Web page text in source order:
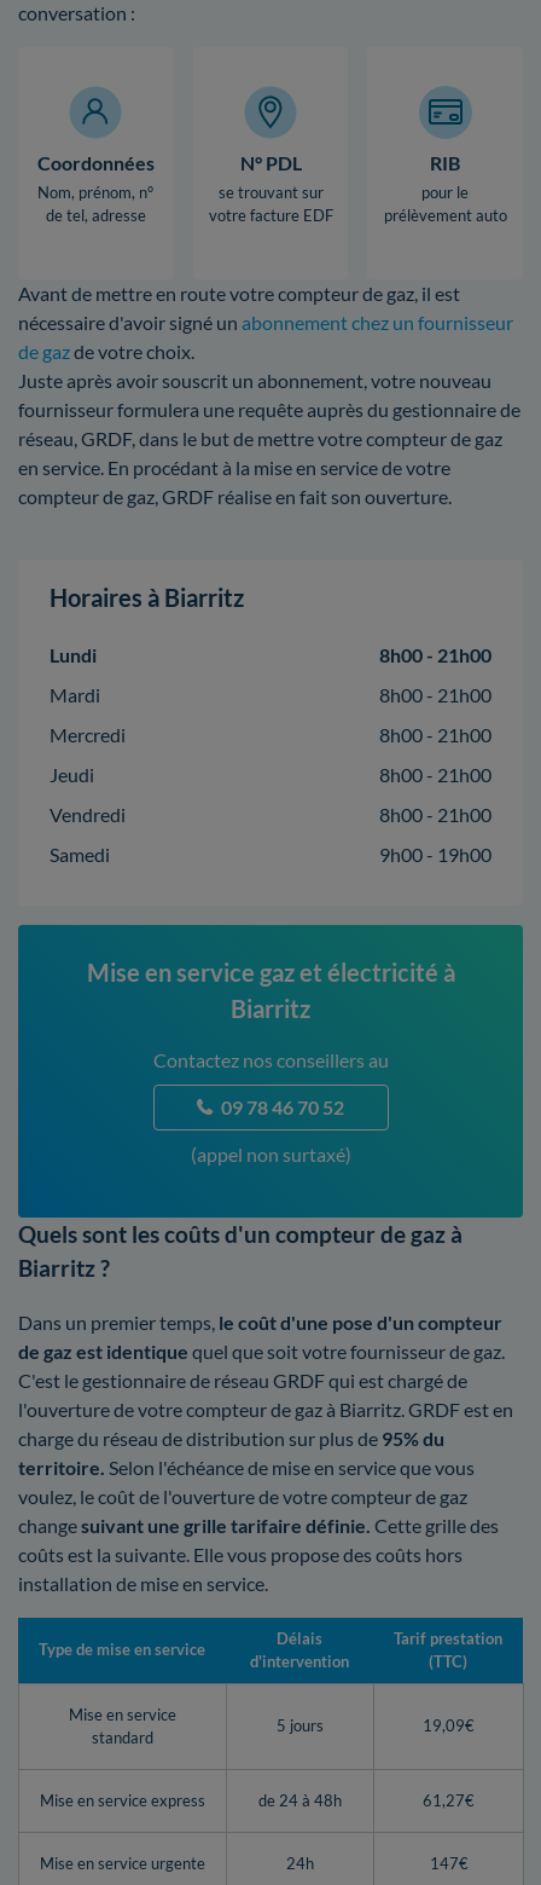
conversation :
Coordonnées
Nom, prénom, n°
de tel, adresse
N° PDL
se trouvant sur
votre facture EDF
RIB
pour le
prélèvement auto
Avant de mettre en route votre compteur de gaz, il est
nécessaire d'avoir signé un abonnement chez un fournisseur
de gazde votre choix.
Juste après avoir souscrit un abonnement, votre nouveau
fournisseur formulera une requête auprès du gestionnaire de
réseau, GRDF, dans le but de mettre votre compteur de gaz
en service. En procédant à la mise en service de votre
compteur de gaz, GRDF réalise en fait son ouverture.
Horaires à Biarritz
Lundi
8h00 - 21h00
Mardi
8h00 - 21h00
Mercredi
8h00 - 21h00
Jeudi
8h00 - 21h00
Vendredi
8h00 - 21h00
Samedi
9h00 - 19h00
Mise en service gaz et électricité à
Biarritz
Contactez nos conseillers au
09 78 46 70 52
(appel non surtaxé)
Quels sont les coûts d'un compteur de gaz à
Biarritz ?
Dans un premier temps, le coût d'une pose d'un compteur
de gaz est identique quel que soit votre fournisseur de gaz.
C'est le gestionnaire de réseau GRDF qui est chargé de
l'ouverture de votre compteur de gaz à Biarritz. GRDF est en
charge du réseau de distribution sur plus de 95% du
territoire. Selon l'échéance de mise en service que vous
voulez, le coût de l'ouverture de votre compteur de gaz
changesuivant une grille tarifaire définie. Cette grille des
coûts est la suivante. Elle vous propose des coûts hors
installation de mise en service.
Type de mise en service
Délais
d'intervention
Tarif prestation
(TTC)
Mise en service
standard
5 jours 19,09€
Mise en service express de 24 à 48h 61,27€
Mise en service urgente 24h 147€